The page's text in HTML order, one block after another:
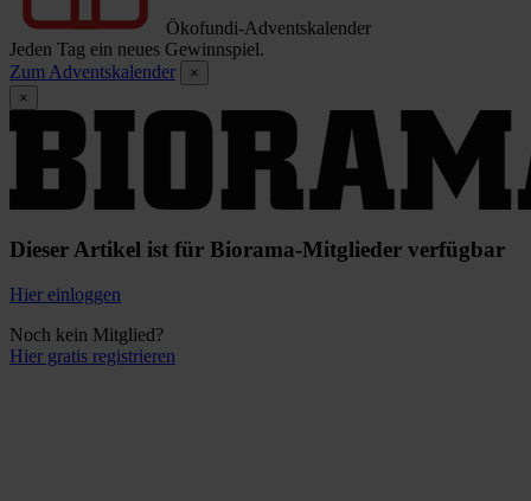
Ökofundi-Adventskalender
Jeden Tag ein neues Gewinnspiel.
Zum Adventskalender
×
×
Dieser Artikel ist für Biorama-Mitglieder verfügbar
Hier einloggen
Noch kein Mitglied?
Hier gratis registrieren